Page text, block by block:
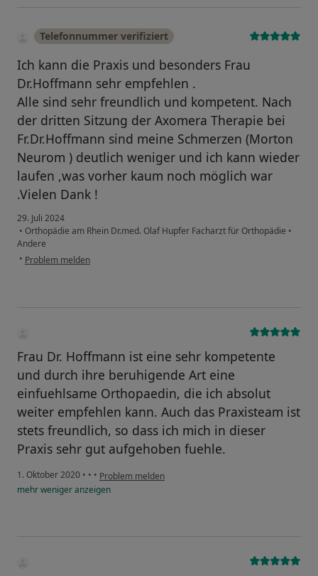
Telefonnummer verifiziert
Ich kann die Praxis und besonders Frau
Dr.Hoffmann sehr empfehlen .
Alle sind sehr freundlich und kompetent. Nach
der dritten Sitzung der Axomera Therapie bei
Fr.Dr.Hoffmann sind meine Schmerzen (Morton
Neurom ) deutlich weniger und ich kann wieder
laufen ,was vorher kaum noch möglich war
.Vielen Dank !
29. Juli 2024
• Orthopädie am Rhein Dr.med. Olaf Hupfer Facharzt für Orthopädie •
Andere
• Problem melden
Frau Dr. Hoffmann ist eine sehr kompetente
und durch ihre beruhigende Art eine
einfuehlsame Orthopaedin, die ich absolut
weiter empfehlen kann. Auch das Praxisteam ist
stets freundlich, so dass ich mich in dieser
Praxis sehr gut aufgehoben fuehle.
1. Oktober 2020 • • • Problem melden
mehrwenigeranzeigen